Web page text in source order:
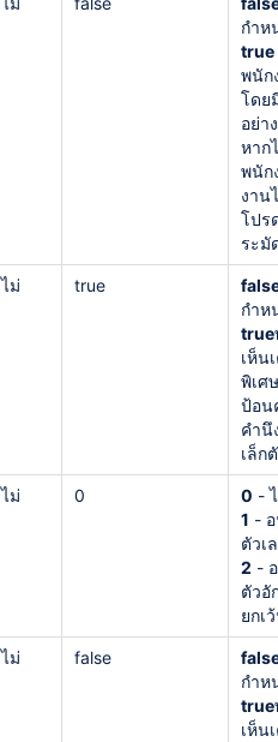
กำห
true
พนัก
โดย
อย่า
หาก
พนัก
งาน
โปร
ระมั
ไม่ true
กำห
true
เห็น
พิเศ
ป้อน
คำนึ
เล็ก
ไม่ 0 0 -
1 -
ตัวเ
2 -
ตัวอั
ยกเ
ไม่ false
กำห
true
เห็น